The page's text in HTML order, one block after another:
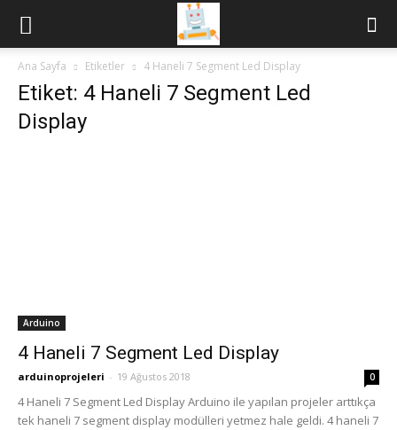
Ana Sayfa Etiketler 4 Haneli 7 Segment Led Display
Etiket: 4 Haneli 7 Segment Led
Display
Arduino
4 Haneli 7 Segment Led Display
arduinoprojeleri - 19 Ağustos 2018 0
4 Haneli 7 Segment Led Display Arduino ile yapılan projeler arttıkça
tek haneli 7 segment display modülleri yetmez hale geldi. 4 haneli 7